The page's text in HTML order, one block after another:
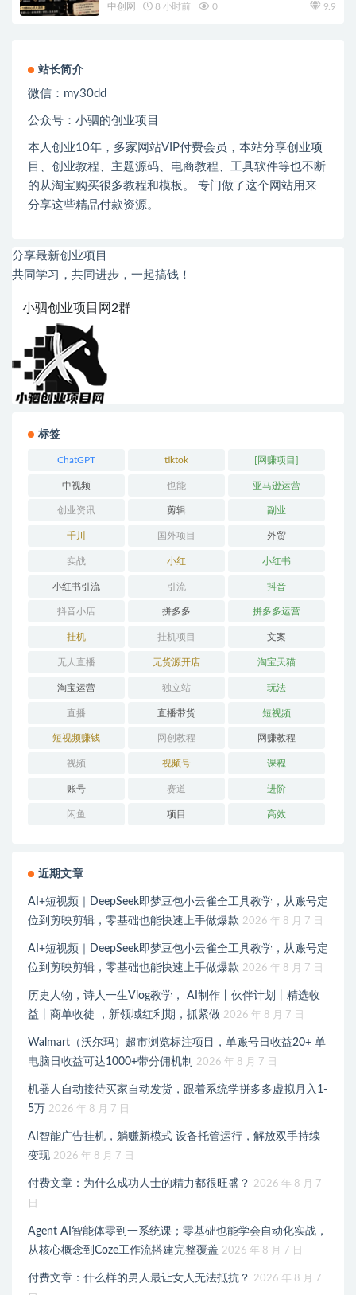
中创网 8 小时前 0 9.9
站长简介
微信： my30dd
公众号：小驷的创业项目
本人创业10年，多家网站VIP付费会员，本站分享创业项
目、创业教程、主题源码、电商教程、工具软件等也不断
的从淘宝购买很多教程和模板。 专门做了这个网站用来
分享这些精品付款资源。
分享最新创业项目
共同学习，共同进步，一起搞钱！
小驷创业项目网2群
标签
ChatGPT tiktok [网赚项目]
中视频 也能 亚马逊运营
创业资讯 剪辑 副业
千川 国外项目 外贸
实战 小红 小红书
小红书引流 引流 抖音
抖音小店 拼多多 拼多多运营
挂机 挂机项目 文案
无人直播 无货源开店 淘宝天猫
淘宝运营 独立站 玩法
直播 直播带货 短视频
短视频赚钱 网创教程 网赚教程
视频 视频号 课程
账号 赛道 进阶
闲鱼 项目 高效
近期文章
AI+短视频｜DeepSeek即梦豆包小云雀全工具教学，从账号定
位到剪映剪辑，零基础也能快速上手做爆款 2026 年 8 月 7 日
AI+短视频｜DeepSeek即梦豆包小云雀全工具教学，从账号定
位到剪映剪辑，零基础也能快速上手做爆款 2026 年 8 月 7 日
历史人物，诗人一生Vlog教学， AI制作丨伙伴计划丨精选收
益丨商单收徒 ，新领域红利期，抓紧做 2026 年 8 月 7 日
Walmart（沃尔玛）超市浏览标注项目，单账号日收益20+ 单
电脑日收益可达1000+带分佣机制
2026 年 8 月 7 日
机器人自动接待买家自动发货，跟着系统学拼多多虚拟月入1-
5万 2026 年 8 月 7 日
AI智能广告挂机，躺赚新模式 设备托管运行，解放双手持续
变现 2026 年 8 月 7 日
付费文章：为什么成功人士的精力都很旺盛？
2026 年 8 月 7
日
Agent AI智能体零到一系统课；零基础也能学会自动化实战，
从核心概念到Coze工作流搭建完整覆盖 2026 年 8 月 7 日
付费文章：什么样的男人最让女人无法抵抗？
2026 年 8 月 7